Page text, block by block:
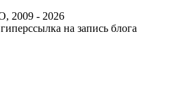
- 2026
на запись блога